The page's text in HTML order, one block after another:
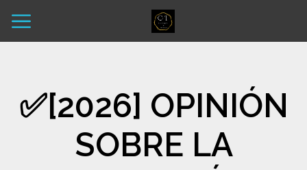
✅​[2026] OPINIÓN
SOBRE LA